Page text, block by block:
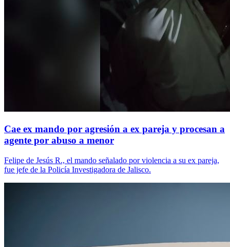
Cae ex mando por agresión a ex pareja y procesan a
agente por abuso a menor
Felipe de Jesús R., el mando señalado por violencia a su ex pareja,
fue jefe de la Policía Investigadora de Jalisco.